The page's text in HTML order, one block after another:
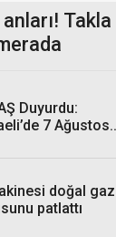
Takla
Duyurdu:
7 Ağustos
doğal gaz
patlattı